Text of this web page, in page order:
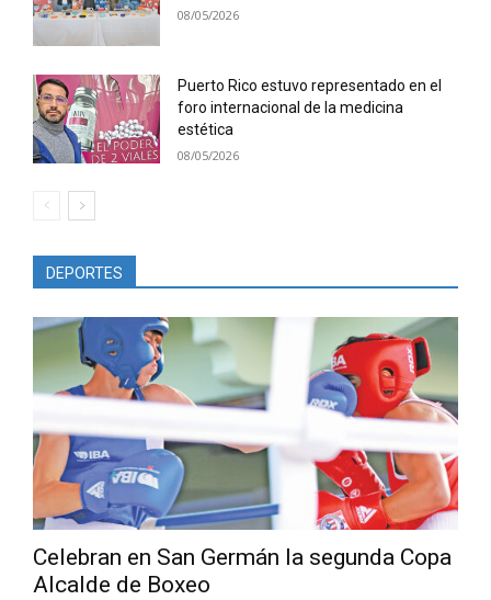
08/05/2026
Puerto Rico estuvo representado en el
foro internacional de la medicina
estética
08/05/2026
DEPORTES
Celebran en San Germán la segunda Copa
Alcalde de Boxeo